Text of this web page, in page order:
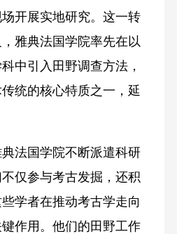
开展实地研究。这一转
雅典法国学院率先在以
中引入田野调查方法，
统的核心特质之一，延
国学院不断派遣科研
仅参与考古发掘，还积
学者在推动考古学走向
作用。他们的田野工作